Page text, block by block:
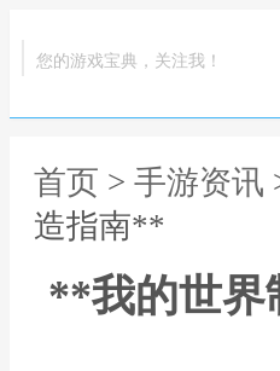
您的游戏宝典，关注我！
首页 > 手游资讯
造指南**
**我的世界